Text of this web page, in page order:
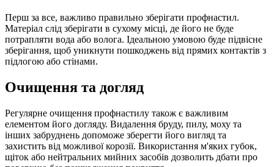
Перш за все, важливо правильно зберігати профнастил.
Матеріал слід зберігати в сухому місці, де його не буде
потрапляти вода або волога. Ідеальною умовою буде підвісне
зберігання, щоб уникнути пошкоджень від прямих контактів з
підлогою або стінами.
Очищення та догляд
Регулярне очищення профнастилу також є важливим
елементом його догляду. Видалення бруду, пилу, моху та
інших забруднень допоможе зберегти його вигляд та
захистить від можливої корозії. Використання м'яких губок,
щіток або нейтральних мийних засобів дозволить дбати про